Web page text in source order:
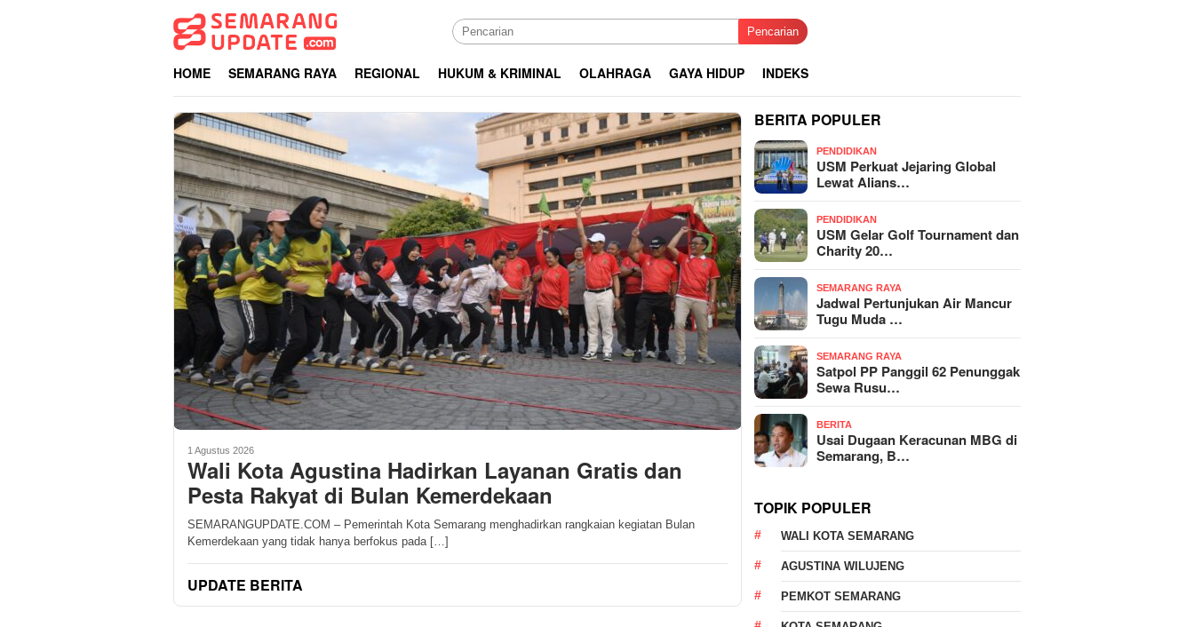
Pencarian
HOME SEMARANG RAYA REGIONAL HUKUM & KRIMINAL OLAHRAGA GAYA HIDUP INDEKS
1 Agustus 2026
Wali Kota Agustina Hadirkan Layanan Gratis dan
Pesta Rakyat di Bulan Kemerdekaan
SEMARANGUPDATE.COM – Pemerintah Kota Semarang menghadirkan rangkaian kegiatan Bulan
Kemerdekaan yang tidak hanya berfokus pada […]
UPDATE BERITA
BERITA POPULER
PENDIDIKAN
USM Perkuat Jejaring Global
Lewat Alians…
PENDIDIKAN
USM Gelar Golf Tournament dan
Charity 20…
SEMARANG RAYA
Jadwal Pertunjukan Air Mancur
Tugu Muda …
SEMARANG RAYA
Satpol PP Panggil 62 Penunggak
Sewa Rusu…
BERITA
Usai Dugaan Keracunan MBG di
Semarang, B…
TOPIK POPULER
WALI KOTA SEMARANG
AGUSTINA WILUJENG
PEMKOT SEMARANG